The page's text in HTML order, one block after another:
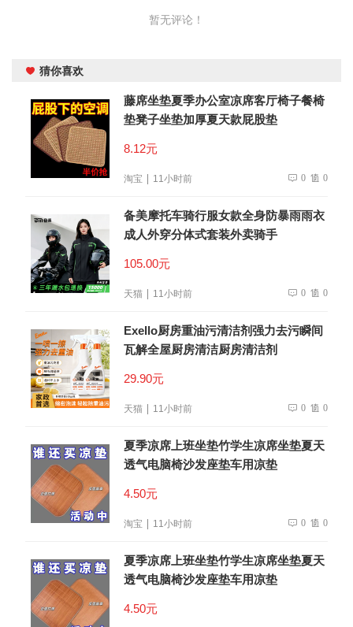
暂无评论！
猜你喜欢
藤席坐垫夏季办公室凉席客厅椅子餐椅
垫凳子坐垫加厚夏天款屁股垫
8.12元
淘宝 11小时前 0 0
备美摩托车骑行服女款全身防暴雨雨衣
成人外穿分体式套装外卖骑手
105.00元
天猫 11小时前 0 0
Exello厨房重油污清洁剂强力去污瞬间
瓦解全屋厨房清洁厨房清洁剂
29.90元
天猫 11小时前 0 0
夏季凉席上班坐垫竹学生凉席坐垫夏天
透气电脑椅沙发座垫车用凉垫
4.50元
淘宝 11小时前 0 0
夏季凉席上班坐垫竹学生凉席坐垫夏天
透气电脑椅沙发座垫车用凉垫
4.50元